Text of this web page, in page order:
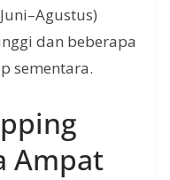
dan beberapa
sementara.
Ampat